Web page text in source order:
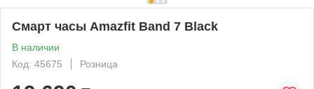
Смарт часы Amazfit Band 7 Black
В наличии
Код: 45675
Розница